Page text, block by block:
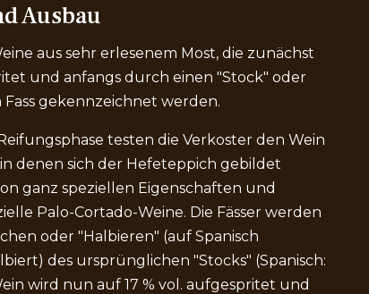
Ausbau
aus sehr erlesenem Most, die zunächst
und anfangs durch einen "Stock" oder
gekennzeichnet werden.
testen die Verkoster den Wein
in denen sich der Hefeteppich gebildet
ganz speziellen Eigenschaften und
Palo-Cortado-Weine. Die Fässer werden
oder "Halbieren" (auf Spanisch
des ursprünglichen "Stocks" (Spanisch:
wird nun auf 17 % vol. aufgespritet und